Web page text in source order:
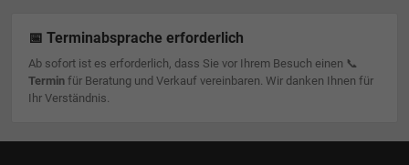
📅 Terminabsprache erforderlich
Ab sofort ist es erforderlich, dass Sie vor Ihrem Besuch einen 📞
Terminfür Beratung und Verkauf vereinbaren. Wir danken Ihnen für
Ihr Verständnis.